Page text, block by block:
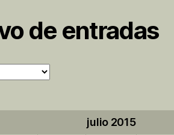
de entradas
julio 2015